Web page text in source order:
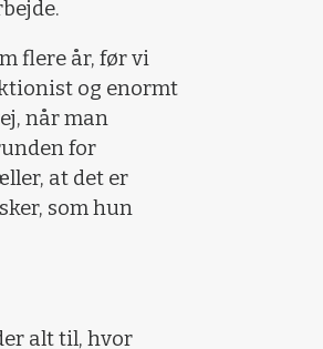
flere år, før vi
og enormt
når man
for
at det er
som hun
alt til, hvor